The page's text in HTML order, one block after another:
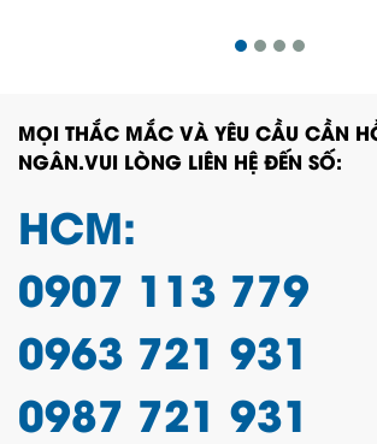
MỌI THẮC MẮC VÀ YÊU CẦU CẦN
NGÂN.VUI LÒNG LIÊN HỆ ĐẾN SỐ:
HCM:
0907 113 779
0963 721 931
0987 721 931